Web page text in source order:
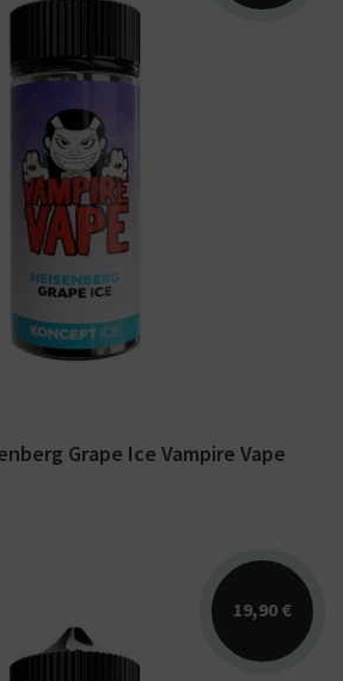
raisins, menthol. E-
Vape. Disponible en 100 ml
Grape Ice Vampire Vape
19,90 €